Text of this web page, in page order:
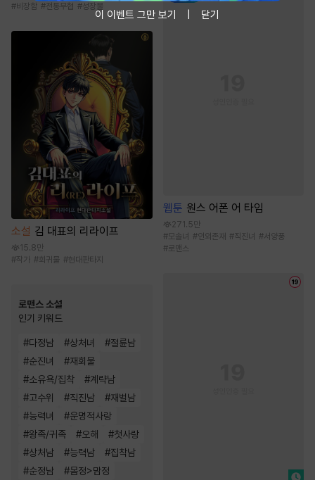
#비장함 #전통무협 #성장물
소설 김 대표의 리라이프
15.8만
#작가 #회귀물 #현대판타지
로맨스 소설
인기 키워드
#다정남 #상처녀 #절륜남
#순진녀 #재회물
#소유욕/집착 #계략남
#고수위 #직진남 #재벌남
#능력녀 #운명적사랑
#왕족/귀족 #오해 #첫사랑
#상처남 #능력남 #집착남
#순정남 #몸정>맘정
웹툰 원스 어폰 어 타임
271.5만
#모솔녀 #인외존재 #직진녀 #서양풍
#로맨스
이 이벤트 그만 보기 닫기